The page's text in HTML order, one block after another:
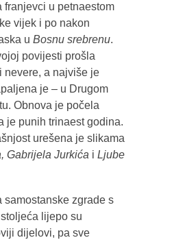
franjevci u petnaestom
vijek i po nakon
u Bosnu srebrenu.
povijesti prošla
nevere, a najviše je
je – u Drugom
Obnova je počela
je punih trinaest godina.
urešena je slikama
Gabrijela Jurkića i Ljube
samostanske zgrade s
lijepo su
dijelovi, pa sve